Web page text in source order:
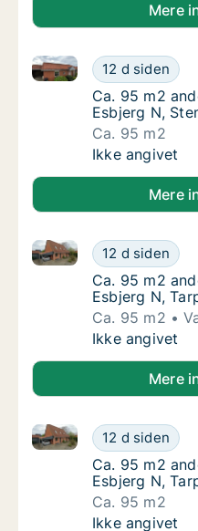
Mere
Ca. 95 m2
12 d siden
Ca. 95 m2 andelsbolig
Ca. 95 m2
Ca. 95 m2
Esbjerg N,
Ca. 95 m2
Ca. 95 m2
Ikke angivet
Mere
Ca. 95 m2
12 d siden
Ca. 95 m2 andelsbolig
Ca. 95 m2
Ca. 95 m2
Esbjerg N,
Ca. 95 m2
Ca. 95 m2
Ikke angivet
Mere
Ca. 95 m2
12 d siden
Ca. 95 m2 andelsbolig
Ca. 95 m2
Ca. 95 m2
Esbjerg N,
Ca. 95 m2
Ca. 95 m2
Ikke angivet